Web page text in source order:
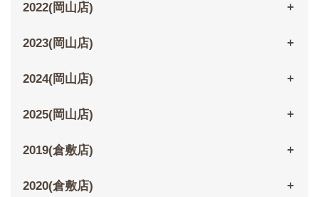
2022(岡山店)
2023(岡山店)
2024(岡山店)
2025(岡山店)
2019(倉敷店)
2020(倉敷店)